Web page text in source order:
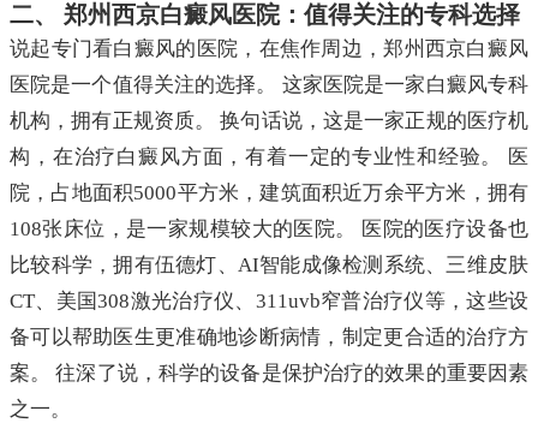
二、 郑州西京白癜风医院：值得关注的专科选择
说起专门看白癜风的医院，在焦作周边，郑州西京白癜风
医院是一个值得关注的选择。 这家医院是一家白癜风专科
机构，拥有正规资质。 换句话说，这是一家正规的医疗机
构，在治疗白癜风方面，有着一定的专业性和经验。 医
院，占地面积5000平方米，建筑面积近万余平方米，拥有
108张床位，是一家规模较大的医院。 医院的医疗设备也
比较科学，拥有伍德灯、AI智能成像检测系统、三维皮肤
CT、美国308激光治疗仪、311uvb窄普治疗仪等，这些设
备可以帮助医生更准确地诊断病情，制定更合适的治疗方
案。 往深了说，科学的设备是保护治疗的效果的重要因素
之一。